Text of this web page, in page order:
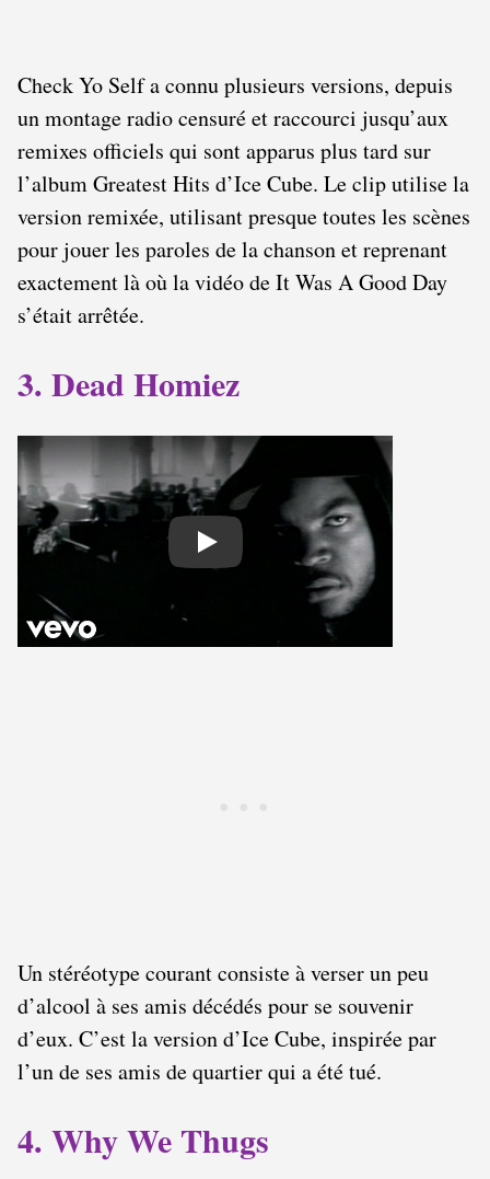
Check Yo Self a connu plusieurs versions, depuis
un montage radio censuré et raccourci jusqu’aux
remixes officiels qui sont apparus plus tard sur
l’album Greatest Hits d’Ice Cube. Le clip utilise la
version remixée, utilisant presque toutes les scènes
pour jouer les paroles de la chanson et reprenant
exactement là où la vidéo de It Was A Good Day
s’était arrêtée.
3. Dead Homiez
Play
Un stéréotype courant consiste à verser un peu
d’alcool à ses amis décédés pour se souvenir
d’eux. C’est la version d’Ice Cube, inspirée par
l’un de ses amis de quartier qui a été tué.
4. Why We Thugs